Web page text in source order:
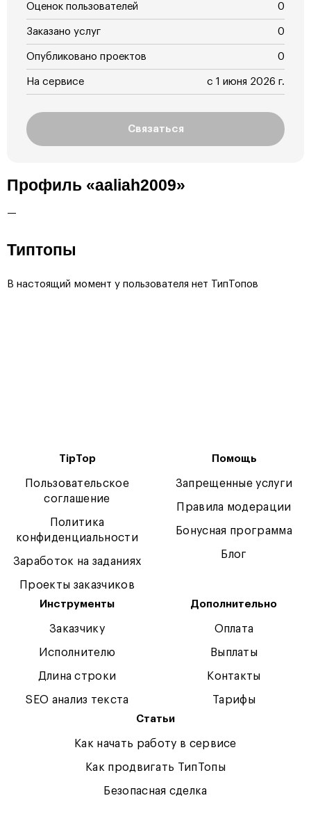
Оценок пользователей 0
Заказано услуг 0
Опубликовано проектов 0
На сервисе с 1 июня 2026 г.
Связаться
Профиль «aaliah2009»
—
Типтопы
В настоящий момент у пользователя нет ТипТопов
TipTop
Пользовательское
соглашение
Политика
конфиденциальности
Заработок на заданиях
Проекты заказчиков
Помощь
Запрещенные услуги
Правила модерации
Бонусная программа
Блог
Инструменты
Заказчику
Исполнителю
Длина строки
SEO анализ текста
Дополнительно
Оплата
Выплаты
Контакты
Тарифы
Статьи
Как начать работу в сервисе
Как продвигать ТипТопы
Безопасная сделка